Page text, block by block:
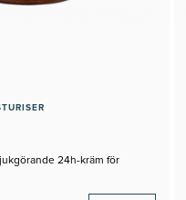
24h-kräm för